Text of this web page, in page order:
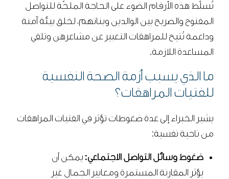
تُسلّط هذه الأرقام الضوء على الحاجة الملحّة للتواصل
المفتوح والصريح بين الوالدين وبناتهم، لخلق بيئة آمنة
وداعمة تُتيح للمراهقات التعبير عن مشاعرهن وتلقي
المساعدة اللازمة.
ما الذي يسبب أزمة الصحة النفسية
للفتيات المراهقات؟
يشير الخبراء إلى عدة ضغوطات تؤثر في الفتيات المراهقات
من ناحية نفسية:
ضغوط وسائل التواصل الاجتماعي: يمكن أن
يؤثر المقارنة المستمرة ومعايير الجمال غير